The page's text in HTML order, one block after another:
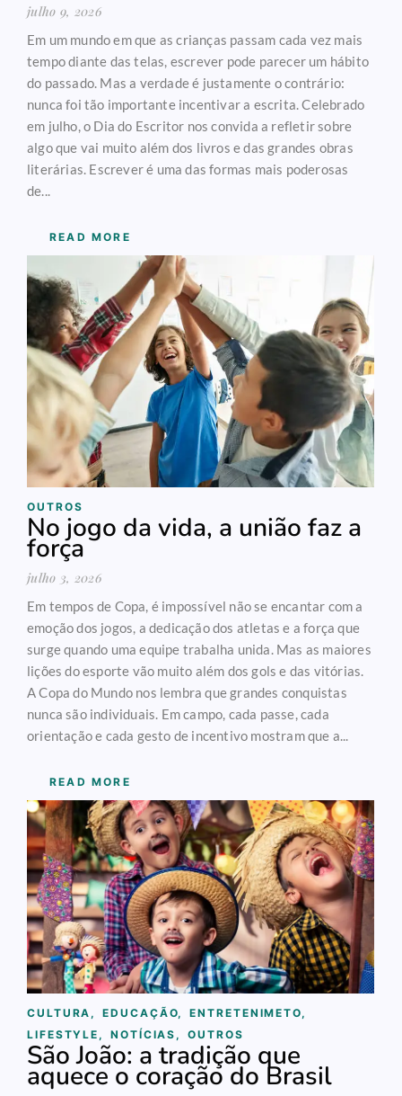
julho 9, 2026
Em um mundo em que as crianças passam cada vez mais
tempo diante das telas, escrever pode parecer um hábito
do passado. Mas a verdade é justamente o contrário:
nunca foi tão importante incentivar a escrita. Celebrado
em julho, o Dia do Escritor nos convida a refletir sobre
algo que vai muito além dos livros e das grandes obras
literárias. Escrever é uma das formas mais poderosas
de...
READ MORE
OUTROS
No jogo da vida, a união faz a
força
julho 3, 2026
Em tempos de Copa, é impossível não se encantar com a
emoção dos jogos, a dedicação dos atletas e a força que
surge quando uma equipe trabalha unida. Mas as maiores
lições do esporte vão muito além dos gols e das vitórias.
A Copa do Mundo nos lembra que grandes conquistas
nunca são individuais. Em campo, cada passe, cada
orientação e cada gesto de incentivo mostram que a...
READ MORE
CULTURA , EDUCAÇÃO, ENTRETENIMETO,
LIFESTYLE , NOTÍCIAS , OUTROS
São João: a tradição que
aquece o coração do Brasil